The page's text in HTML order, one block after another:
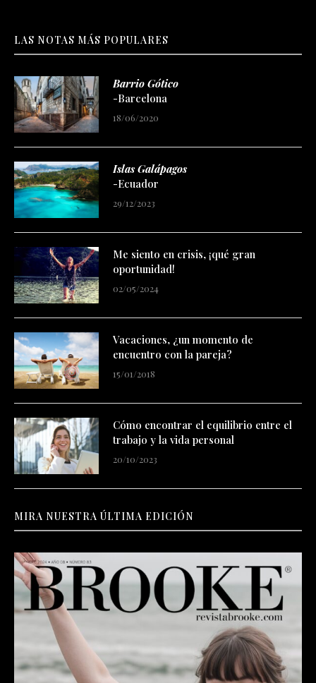
LAS NOTAS MÁS POPULARES
Barrio Gótico
-Barcelona
18/06/2020
Islas Galápagos
-Ecuador
29/12/2023
Me siento en crisis, ¡qué gran
oportunidad!
02/05/2024
Vacaciones, ¿un momento de
encuentro con la pareja?
15/01/2018
Cómo encontrar el equilibrio entre el
trabajo y la vida personal
20/10/2023
MIRA NUESTRA ÚLTIMA EDICIÓN